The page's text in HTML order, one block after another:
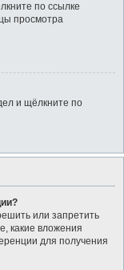
по ссылке
просмотра
и щёлкните по
или запретить
какие вложения
для получения